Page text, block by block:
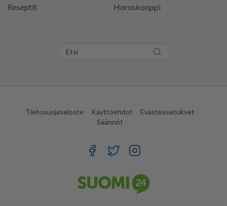
Reseptit
Horoskooppi
Tietosuojaseloste Käyttöehdot
Evästeasetukset
Säännöt